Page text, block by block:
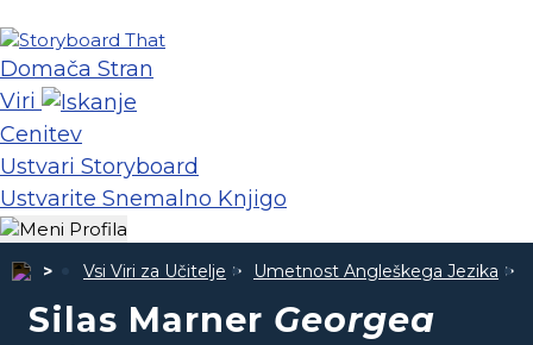
Domača Stran
Viri
Cenitev
Ustvari Storyboard
Ustvarite Snemalno Knjigo
Vsi Viri za Učitelje Umetnost Angleškega Jezika
Silas Marner Georgea